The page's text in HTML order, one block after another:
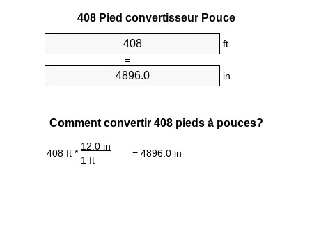
408 Pied convertisseur Pouce
ft
=
in
Comment convertir 408 pieds à pouces?
408 ft *
12.0 in
= 4896.0 in
1 ft